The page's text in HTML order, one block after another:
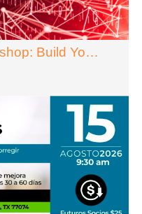
Hands-On Workshop: Build Your Own Reusable AI System